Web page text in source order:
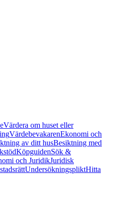
Värdera om huset eller
VärdebevakarenEkonomi och
av ditt husBesiktning med
KöpguidenSök &
och JuridikJuridisk
UndersökningspliktHitta